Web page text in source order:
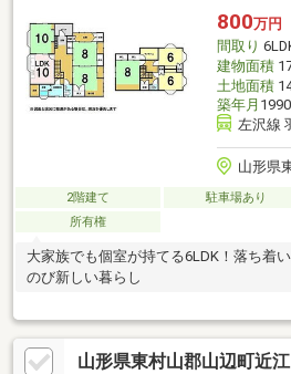
のこと、建物のこと、住宅ローンのこ
客様にとって最適な住まい購入をお手
お問合せは⇒0120-772-619まで♪
800万円
間取り
建物面積
土地面積
築年月
左沢線
山形県
2階建て 駐車場あり
所有権
大家族でも個室が持てる6LDK！落ち着
のび新しい暮らし
山形県東村山郡山辺町近